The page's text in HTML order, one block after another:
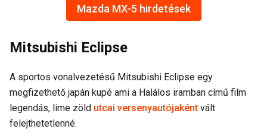
Mazda MX-5 hirdetések
Mitsubishi Eclipse
A sportos vonalvezetésű Mitsubishi Eclipse egy
megfizethető japán kupé ami a Halálos iramban című film
legendás, lime zöld utcai versenyautójaként vált
felejthetetlenné.